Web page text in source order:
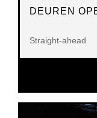
DEUREN
Straight-ahead